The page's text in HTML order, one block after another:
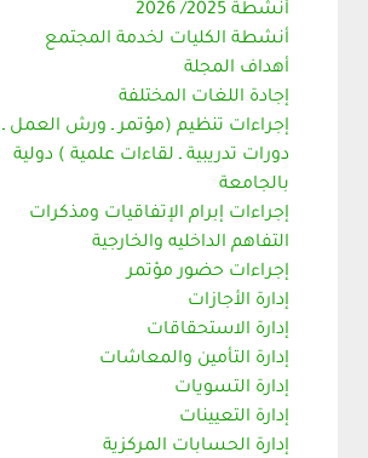
أنشطة 2025/ 2026
أنشطة الكليات لخدمة المجتمع
أهداف المجلة
إجادة اللغات المختلفة
إجراءات تنظيم (مؤتمر ـ ورش العمل ـ
دورات تدريبية ـ لقاءات علمية ) دولية
بالجامعة
إجراءات إبرام الإتفاقيات ومذكرات
التفاهم الداخليه والخارجية
إجراءات حضور مؤتمر
إدارة الأجازات
إدارة الاستحقاقات
إدارة التأمين والمعاشات
إدارة التسويات
إدارة التعيينات
إدارة الحسابات المركزية